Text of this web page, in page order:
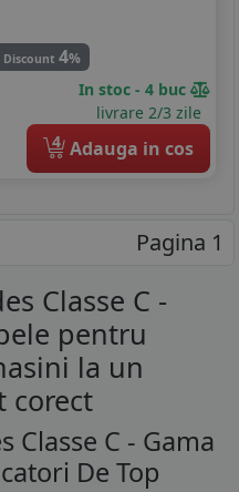
Discount 4%
In stoc - 4 buc
livrare 2/3 zile
4 Adauga in cos
Pagina 1
Classe C -
pentru
la un
corect
Classe C - Gama
De Top